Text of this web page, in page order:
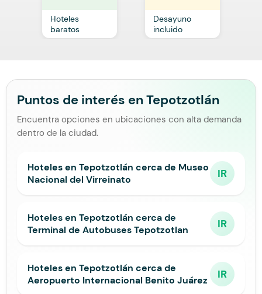
Hoteles
baratos
Desayuno
incluido
Puntos de interés en Tepotzotlán
Encuentra opciones en ubicaciones con alta demanda
dentro de la ciudad.
Hoteles en Tepotzotlán cerca de Museo
Nacional del Virreinato
IR
Hoteles en Tepotzotlán cerca de
Terminal de Autobuses Tepotzotlan
IR
Hoteles en Tepotzotlán cerca de
Aeropuerto Internacional Benito Juárez
IR